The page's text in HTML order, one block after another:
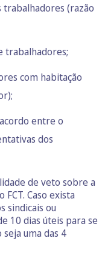
trabalhadores (razão
trabalhadores;
com habitação
entre o
dos
de veto sobre a
Caso exista
sindicais ou
10 dias úteis para se
uma das 4